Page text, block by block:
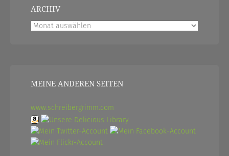
ARCHIV
Archiv
MEINE ANDEREN SEITEN
www.schreibergrimm.com